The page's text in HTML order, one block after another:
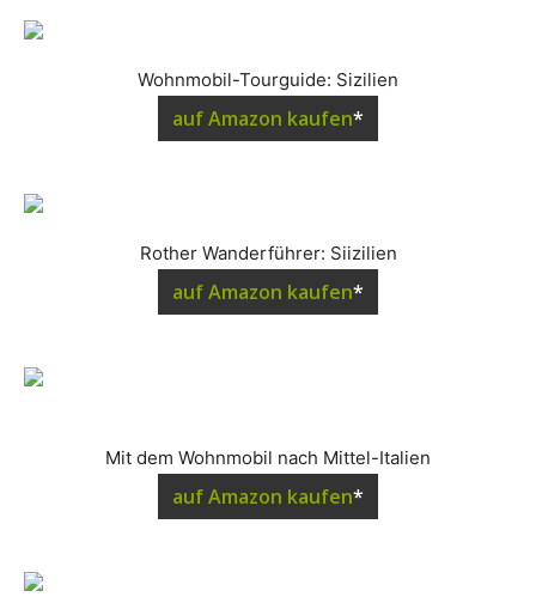
Wohnmobil-Tourguide: Sizilien
auf Amazon kaufen*
Rother Wanderführer: Siizilien
auf Amazon kaufen*
Mit dem Wohnmobil nach Mittel-Italien
auf Amazon kaufen*